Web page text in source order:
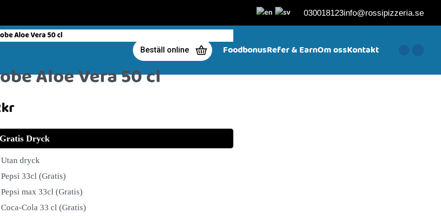
030018123info@rossipizzeria.se
Beställ online FoodbonusRefer & EarnOm ossKontakt
Aloe Vera 50 cl
kr
Gratis Dryck
Utan dryck
Pepsi 33cl (Gratis)
Pepsi max 33cl (Gratis)
Coca-Cola 33 cl (Gratis)